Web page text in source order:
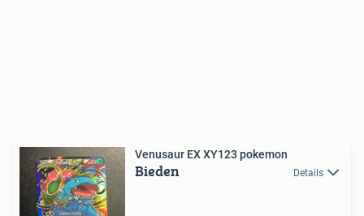
Venusaur EX XY123 pokemon
Bieden Details